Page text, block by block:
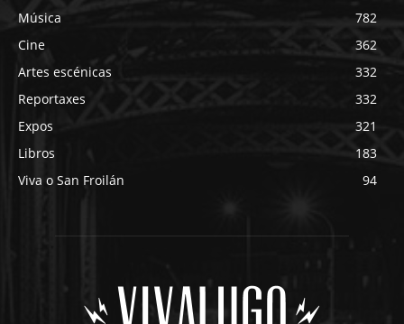
Música
782
Cine
362
Artes escénicas
332
Reportaxes
332
Expos
321
Libros
183
Viva o San Froilán
94